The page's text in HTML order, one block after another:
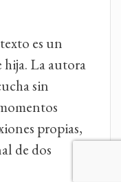
es un
hija. La autora
sin
propias,
de dos